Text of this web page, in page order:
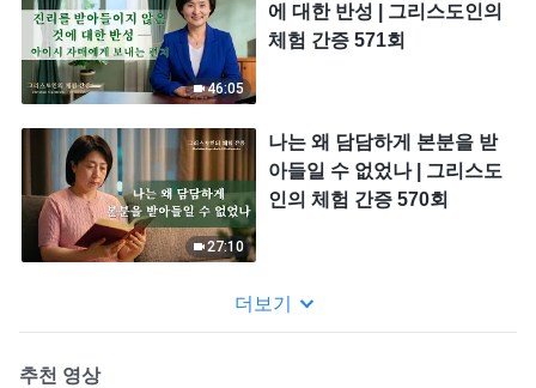
46:05
에 대한 반성 | 그리스도인의
체험 간증 571회
27:10
나는 왜 담담하게 본분을 받
아들일 수 없었나 | 그리스도
인의 체험 간증 570회
더보기
추천 영상